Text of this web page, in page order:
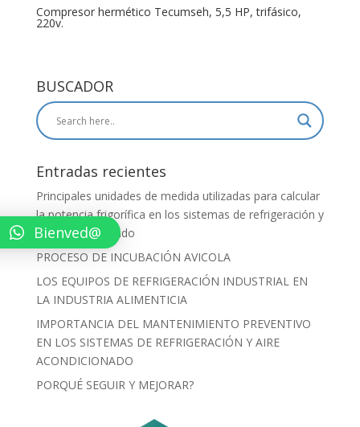
Compresor hermético Tecumseh, 5,5 HP, trifásico,
220v.
BUSCADOR
Entradas recientes
Principales unidades de medida utilizadas para calcular
la potencia frigorífica en los sistemas de refrigeración y
aire acondicionado
PROCESO DE INCUBACIÓN AVICOLA
LOS EQUIPOS DE REFRIGERACIÓN INDUSTRIAL EN
LA INDUSTRIA ALIMENTICIA
IMPORTANCIA DEL MANTENIMIENTO PREVENTIVO
EN LOS SISTEMAS DE REFRIGERACIÓN Y AIRE
ACONDICIONADO
PORQUÉ SEGUIR Y MEJORAR?
Bienved@